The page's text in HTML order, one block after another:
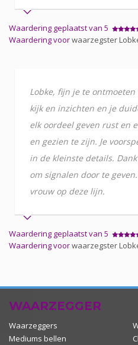
Waardering geplaatst van 5
Waardering voorwaarzegster
Lobke, fijn je te
kijk en inzichten en je
elk oordeel geven rust en
en gezien te zijn. Je
in de kleinste details.
om signalen door te
vrouw op deze lijn.
Waardering geplaatst van 5
Waardering voorwaarzegster
WAARZEGGER
Waarzeggers
Mediums bellen